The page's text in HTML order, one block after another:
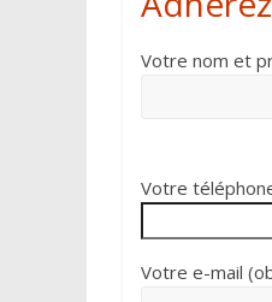
Votre nom et
Votre
Votre e-mail